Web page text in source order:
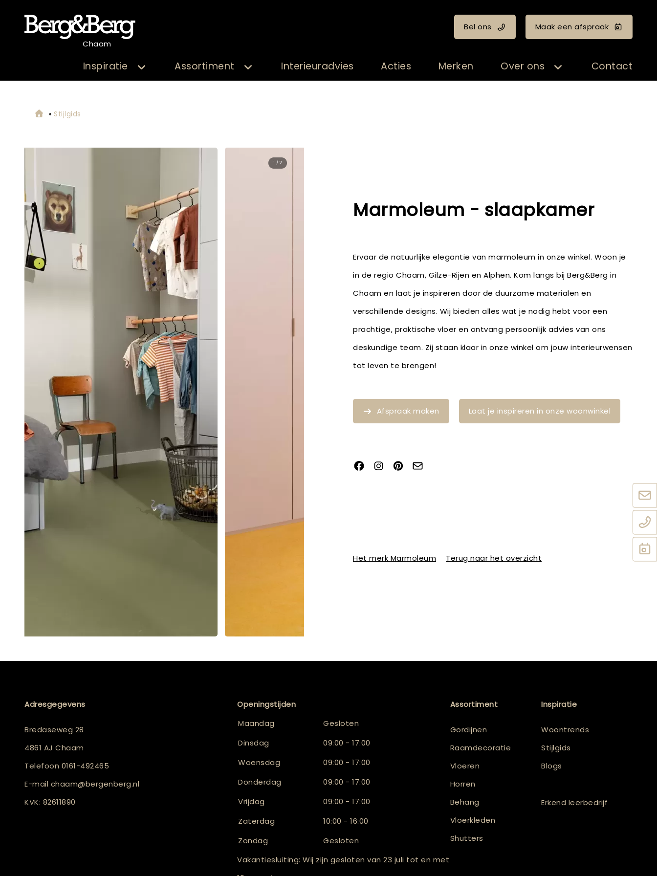
Chaam
Bel ons Maak een afspraak
Inspiratie Assortiment Interieuradvies Acties Merken Over ons Contact
» Stijlgids
2 / 2
Marmoleum - slaapkamer
Ervaar de natuurlijke elegantie van marmoleum in onze winkel. Woon je
in de regio Chaam, Gilze-Rijen en Alphen. Kom langs bij Berg&Berg in
Chaam en laat je inspireren door de duurzame materialen en
verschillende designs. Wij bieden alles wat je nodig hebt voor een
prachtige, praktische vloer en ontvang persoonlijk advies van ons
deskundige team. Zij staan klaar in onze winkel om jouw interieurwensen
tot leven te brengen!
Afspraak maken Laat je inspireren in onze woonwinkel
Het merk Marmoleum Terug naar het overzicht
Adresgegevens
Bredaseweg 28
4861 AJ Chaam
Telefoon 0161-492465
E-mail chaam@bergenberg.nl
KVK: 82611890
Openingstijden
Maandag
Gesloten
Dinsdag
09:00 - 17:00
Woensdag
09:00 - 17:00
Donderdag
09:00 - 17:00
Vrijdag
09:00 - 17:00
Zaterdag
10:00 - 16:00
Zondag
Gesloten
Vakantiesluiting: Wij zijn gesloten van 23 juli tot en met
Assortiment
Gordijnen
Raamdecoratie
Vloeren
Horren
Behang
Vloerkleden
Shutters
Inspiratie
Woontrends
Stijlgids
Blogs
Erkend leerbedrijf